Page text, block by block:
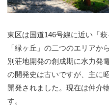
東区は国道146号線に近い「
「緑ヶ丘」の二つのエリアか
別荘地開発の創成期に水力発
の開発史は古いですが、主に
開発されました。現在は仲介
す。